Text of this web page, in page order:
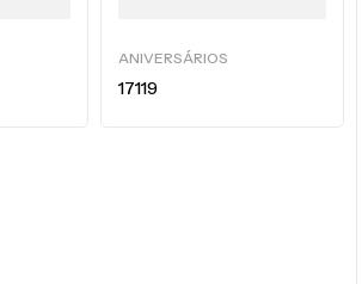
ANIVERSÁRIOS
17119